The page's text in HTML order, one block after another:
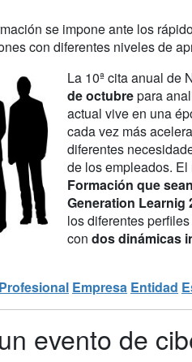
se impone ante los
con diferentes niveles de
La 10ª cita anual de
de octubrepara
actual vive en una
cada vez más
diferentes
de los empleados.
Formación que
Generation Learnig
los diferentes
con dos dinámicas
Profesional Empresa Entidad
evento de